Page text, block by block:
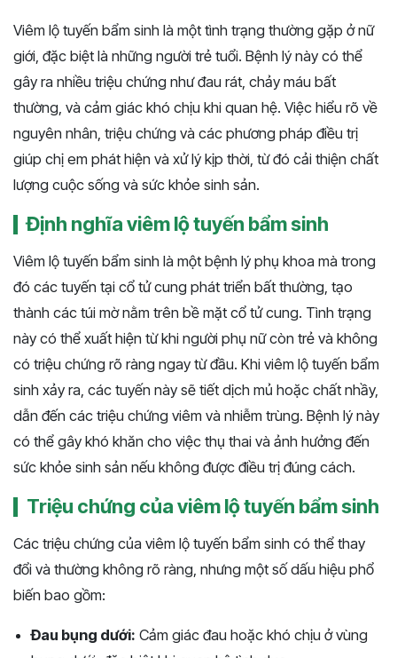
Viêm lộ tuyến bẩm sinh là một tình trạng thường gặp ở nữ
giới, đặc biệt là những người trẻ tuổi. Bệnh lý này có thể
gây ra nhiều triệu chứng như đau rát, chảy máu bất
thường, và cảm giác khó chịu khi quan hệ. Việc hiểu rõ về
nguyên nhân, triệu chứng và các phương pháp điều trị
giúp chị em phát hiện và xử lý kịp thời, từ đó cải thiện chất
lượng cuộc sống và sức khỏe sinh sản.
Định nghĩa viêm lộ tuyến bẩm sinh
Viêm lộ tuyến bẩm sinh là một bệnh lý phụ khoa mà trong
đó các tuyến tại cổ tử cung phát triển bất thường, tạo
thành các túi mờ nằm trên bề mặt cổ tử cung. Tình trạng
này có thể xuất hiện từ khi người phụ nữ còn trẻ và không
có triệu chứng rõ ràng ngay từ đầu. Khi viêm lộ tuyến bẩm
sinh xảy ra, các tuyến này sẽ tiết dịch mủ hoặc chất nhầy,
dẫn đến các triệu chứng viêm và nhiễm trùng. Bệnh lý này
có thể gây khó khăn cho việc thụ thai và ảnh hưởng đến
sức khỏe sinh sản nếu không được điều trị đúng cách.
Triệu chứng của viêm lộ tuyến bẩm sinh
Các triệu chứng của viêm lộ tuyến bẩm sinh có thể thay
đổi và thường không rõ ràng, nhưng một số dấu hiệu phổ
biến bao gồm:
Đau bụng dưới: Cảm giác đau hoặc khó chịu ở vùng